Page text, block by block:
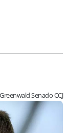
Senado CCJ